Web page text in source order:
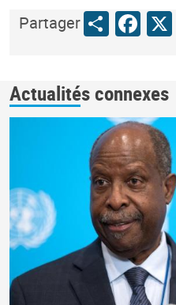
PartagerShareX
Actualités connexes